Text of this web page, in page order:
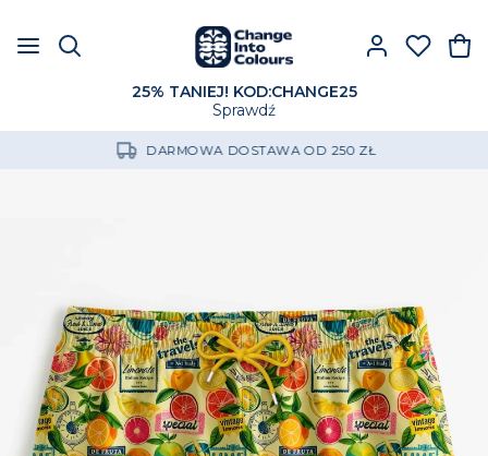
25% TANIEJ! KOD:CHANGE25
Sprawdź
DARMOWA DOSTAWA OD 250 ZŁ